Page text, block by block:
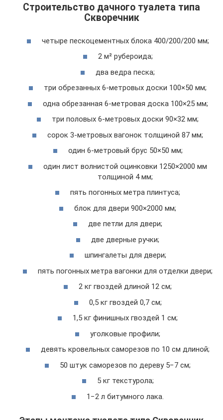
Строительство дачного туалета типа
Скворечник
четыре пескоцементных блока 400/200/200 мм;
2 м² рубероида;
два ведра песка;
три обрезанных 6-метровых доски 100×50 мм;
одна обрезанная 6-метровая доска 100×25 мм;
три половых 6-метровых доски 90×32 мм;
сорок 3-метровых вагонок толщиной 87 мм;
один 6-метровый брус 50×50 мм;
один лист волнистой оцинковки 1250×2000 мм
толщиной 4 мм;
пять погонных метра плинтуса;
блок для двери 900×2000 мм;
две петли для двери;
две дверные ручки;
шпингалеты для двери;
пять погонных метра вагонки для отделки двери;
2 кг гвоздей длиной 12 см;
0,5 кг гвоздей 0,7 см;
1,5 кг финишных гвоздей 1 см;
уголковые профили;
девять кровельных саморезов по 10 см длиной;
50 штук саморезов по дереву 5−7 см;
5 кг текстурола;
1−2 л битумного лака.